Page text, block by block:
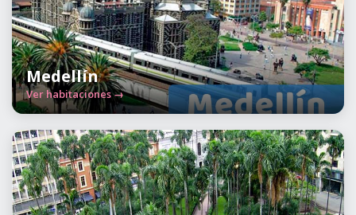
Medellín
Ver habitaciones →